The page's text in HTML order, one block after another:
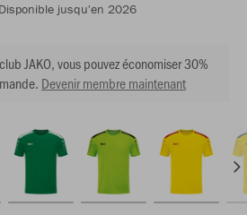
jusqu'en 2026
JAKO, vous pouvez économiser 30%
Devenir membre maintenant